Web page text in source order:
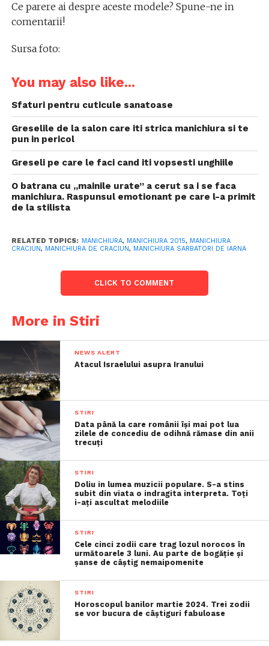
Ce parere ai despre aceste modele? Spune-ne in
comentarii!
Sursa foto:
You may also like...
Sfaturi pentru cuticule sanatoase
Greselile de la salon care iti strica manichiura si te
pun in pericol
Greseli pe care le faci cand iti vopsesti unghiile
O batrana cu „mainile urate” a cerut sa i se faca
manichiura. Raspunsul emotionant pe care l-a primit
de la stilista
RELATED TOPICS: MANICHIURA, MANICHIURA 2015, MANICHIURA
CRACIUN, MANICHIURA DE CRACIUN, MANICHIURA SARBATORI DE IARNA
CLICK TO COMMENT
More in Stiri
NEWS ALERT
Atacul Israelului asupra Iranului
STIRI
Data până la care românii îşi mai pot lua
zilele de concediu de odihnă rămase din anii
trecuţi
STIRI
Doliu in lumea muzicii populare. S-a stins
subit din viata o indragita interpreta. Toți
i-ați ascultat melodiile
STIRI
Cele cinci zodii care trag lozul norocos în
următoarele 3 luni. Au parte de bogăție și
șanse de câștig nemaipomenite
STIRI
Horoscopul banilor martie 2024. Trei zodii
se vor bucura de câștiguri fabuloase